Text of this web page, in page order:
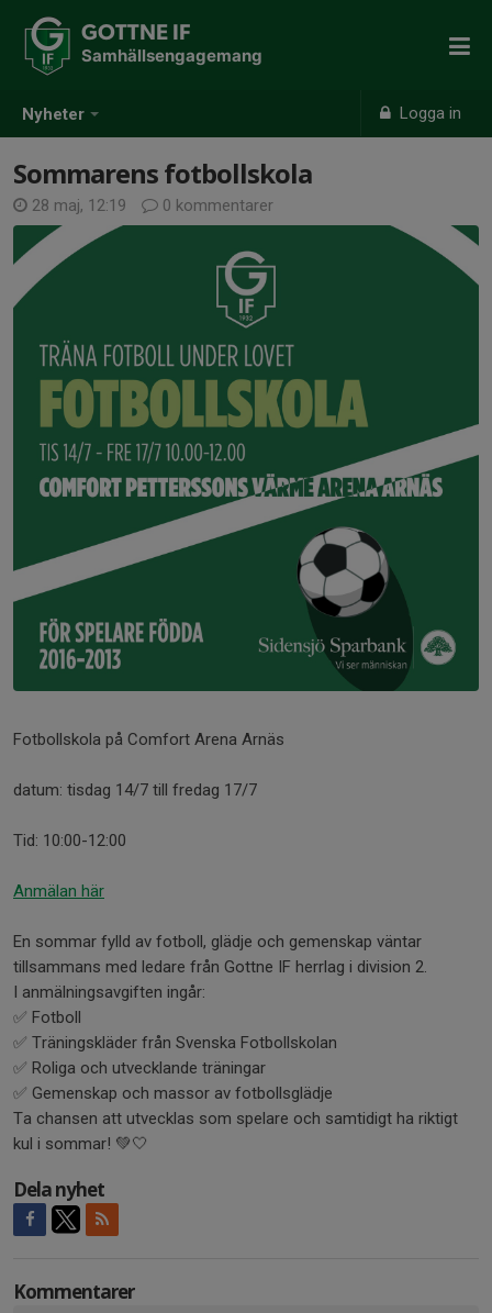
Nyheter Logga in
GOTTNE IF
Samhällsengagemang
Sommarens fotbollskola
28 maj, 12:19 0 kommentarer
Fotbollskola på Comfort Arena Arnäs
datum: tisdag 14/7 till fredag 17/7
Tid: 10:00-12:00
Anmälan här
En sommar fylld av fotboll, glädje och gemenskap väntar
tillsammans med ledare från Gottne IF herrlag i division 2.
I anmälningsavgiften ingår:
✅ Fotboll
✅ Träningskläder från Svenska Fotbollskolan
✅ Roliga och utvecklande träningar
✅ Gemenskap och massor av fotbollsglädje
Ta chansen att utvecklas som spelare och samtidigt ha riktigt
kul i sommar! 💚🤍
Dela nyhet
Kommentarer